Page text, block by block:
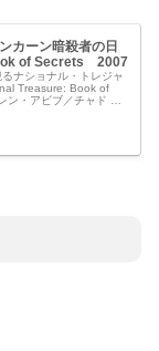
カーン暗殺者の日
of Secrets 2007
ナショナル・トレジャ
Treasure: Book of
・アビブ／チャド オ